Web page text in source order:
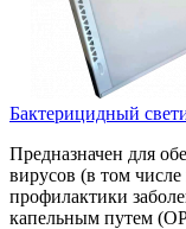
Бактерицидный
Предназначен для
вирусов (в том
профилактики
капельным путем